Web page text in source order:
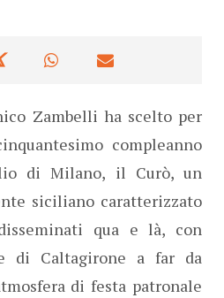
Zambelli ha scelto per
compleanno
di Milano, il Curò, un
siciliano caratterizzato
qua e là, con
di Caltagirone a far da
di festa patronale